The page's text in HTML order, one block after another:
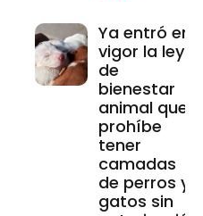
Ya entró en
vigor la ley
de
bienestar
animal que
prohíbe
tener
camadas
de perros y
gatos sin